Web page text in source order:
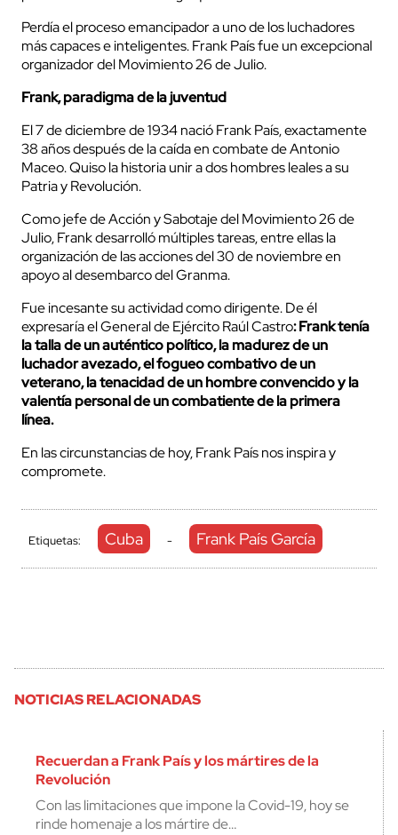
Perdía el proceso emancipador a uno de los luchadores
más capaces e inteligentes. Frank País fue un excepcional
organizador del Movimiento 26 de Julio.
Frank, paradigma de la juventud
El 7 de diciembre de 1934 nació Frank País, exactamente
38 años después de la caída en combate de Antonio
Maceo. Quiso la historia unir a dos hombres leales a su
Patria y Revolución.
Como jefe de Acción y Sabotaje del Movimiento 26 de
Julio, Frank desarrolló múltiples tareas, entre ellas la
organización de las acciones del 30 de noviembre en
apoyo al desembarco del Granma.
Fue incesante su actividad como dirigente. De él
expresaría el General de Ejército Raúl Castro: Frank tenía
la talla de un auténtico político, la madurez de un
luchador avezado, el fogueo combativo de un
veterano, la tenacidad de un hombre convencido y la
valentía personal de un combatiente de la primera
línea.
En las circunstancias de hoy, Frank País nos inspira y
compromete.
Etiquetas: Cuba - Frank País García
NOTICIAS RELACIONADAS
Recuerdan a Frank País y los mártires de la
Revolución
Con las limitaciones que impone la Covid-19, hoy se
rinde homenaje a los mártire de…